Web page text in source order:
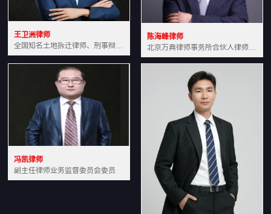
王卫洲律师
全国知名土地拆迁律师、刑事辩护律师北京万典律师事务所主任中国法学会会员北京市行政法研究会理事
陈海峰律师
北京万典律师事务所合伙人律师土地房产专业资深律师
冯凯律师
副主任律师业务监督委员会委员